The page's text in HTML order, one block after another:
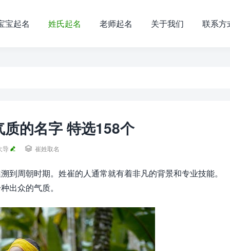
宝起名 姓氏起名 老师起名 关于我们 联系方
的名字 特选158个
导  崔姓取名
到周朝时期。姓崔的人通常就有着非凡的背景和专业技能。
出众的气质。